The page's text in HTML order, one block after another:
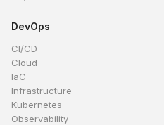
DevOps
CI/CD
Cloud
IaC
Infrastructure
Kubernetes
Observability